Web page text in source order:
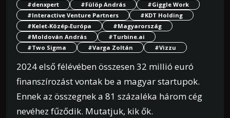
#denxpert
#Fülöp András
#Giggle Work
#Interactive Venture Partners
#KDT Holding
#Kelet-Közép-Európa
#Magyarország
#Moldován András
#Turbine.ai
#Two Sigma
#Varga Zoltán #Vizzu
2024 első félévében összesen 32 millió euró
finanszírozást vontak be a magyar startupok.
Ennek az összegnek a 81 százaléka három cég
nevéhez fűződik. Mutatjuk, kik ők.